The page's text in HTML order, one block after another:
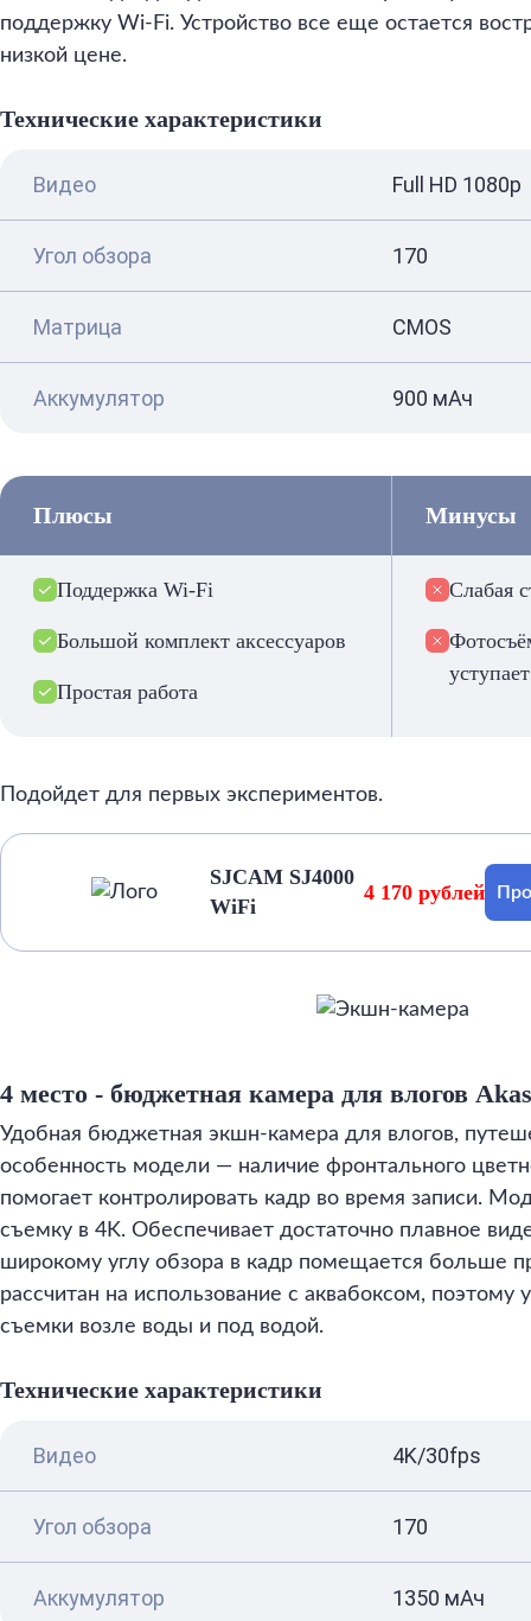
поддержку Wi-Fi. Устройство все еще остается
низкой цене.
Технические характеристики
Видео Full HD 1080p
Угол обзора 170
Матрица CMOS
Аккумулятор 900 мАч
Плюсы
Поддержка Wi-Fi
Большой комплект аксессуаров
Простая работа
Минусы
Слабая
Подойдет для первых экспериментов.
SJCAM SJ4000
WiFi
4 170 рублей
4 место - бюджетная камера для влогов
Удобная бюджетная экшн-камера для влогов,
особенность модели — наличие фронтального
помогает контролировать кадр во время записи.
съемку в 4K. Обеспечивает достаточно плавное
широкому углу обзора в кадр помещается больше
рассчитан на использование с аквабоксом, поэтому
съемки возле воды и под водой.
Технические характеристики
Видео 4K/30fps
Угол обзора 170
Аккумулятор 1350 мАч